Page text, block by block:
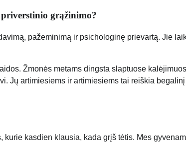
grąžinimo?
pažeminimą ir psichologinę prievartą. Jie
Žmonės metams dingsta slaptuose
Jų artimiesiems ir artimiesiems tai reiškia begalinį
kasdien klausia, kada grįš tėtis. Mes